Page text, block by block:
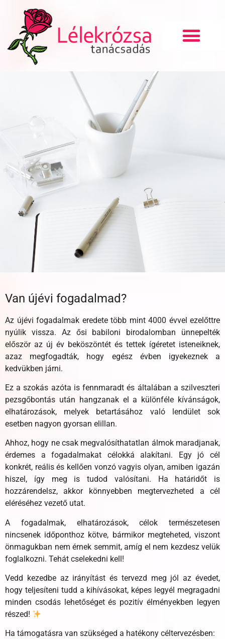
Van újévi fogadalmad?
Az újévi fogadalmak eredete több mint 4000 évvel ezelőttre
nyúlik vissza. Az ősi babiloni birodalomban ünnepelték
először az új év beköszöntét és tettek ígéretet isteneiknek,
azaz megfogadták, hogy egész évben igyekeznek a
kedvükben járni.
Ez a szokás azóta is fennmaradt és általában a szilveszteri
pezsgőbontás után hangzanak el a különféle kívánságok,
elhatározások, melyek betartásához való lendület sok
esetben nagyon gyorsan elillan.
Ahhoz, hogy ne csak megvalósíthatatlan álmok maradjanak,
érdemes a fogadalmakat célokká alakítani. Egy jó cél
konkrét, reális és kellően vonzó vagyis olyan, amiben igazán
hiszel, így meg is tudod valósítani. Ha határidőt is
hozzárendelsz, akkor könnyebben megtervezheted a cél
eléréséhez vezető utat.
A fogadalmak, elhatározások, célok természetesen
nincsenek időponthoz kötve, bármikor megteheted, viszont
önmagukban nem érnek semmit, amíg el nem kezdesz velük
foglalkozni. Tehát cselekedni kell!
Vedd kezedbe az irányítást és tervezd meg jól az évedet,
hogy teljesíteni tudd a kihívásokat, képes legyél megragadni
minden csodás lehetőséget és pozitív élményekben legyen
részed!
Ha támogatásra van szükséged a hatékony céltervezésben: